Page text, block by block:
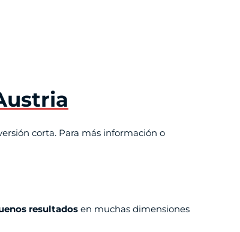
corta. Para más información o
resultados en muchas dimensiones